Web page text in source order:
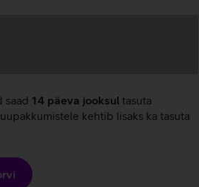
saad 14 päeva jooksul tasuta
kehtib lisaks ka tasuta